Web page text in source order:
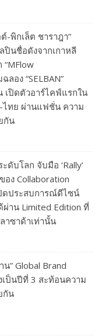
-พิกเล็ต ชาราฎา”
ปินชื่อดังจากเกาหลี
“MFlow
ลอง “SELBAN”
ปิดตัวอาร์ไคฟ์แรกใน
-ไทย ผ่านแฟชั่น ความ
กัน
ดับโลก จับมือ ‘Rally’
ง Collaboration
ดประสบการณ์ดีไซน์
าน Limited Edition ที่
าซาด้าเท่านั้น
” Global Brand
เป็นปีที่ 3 สะท้อนความ
กัน